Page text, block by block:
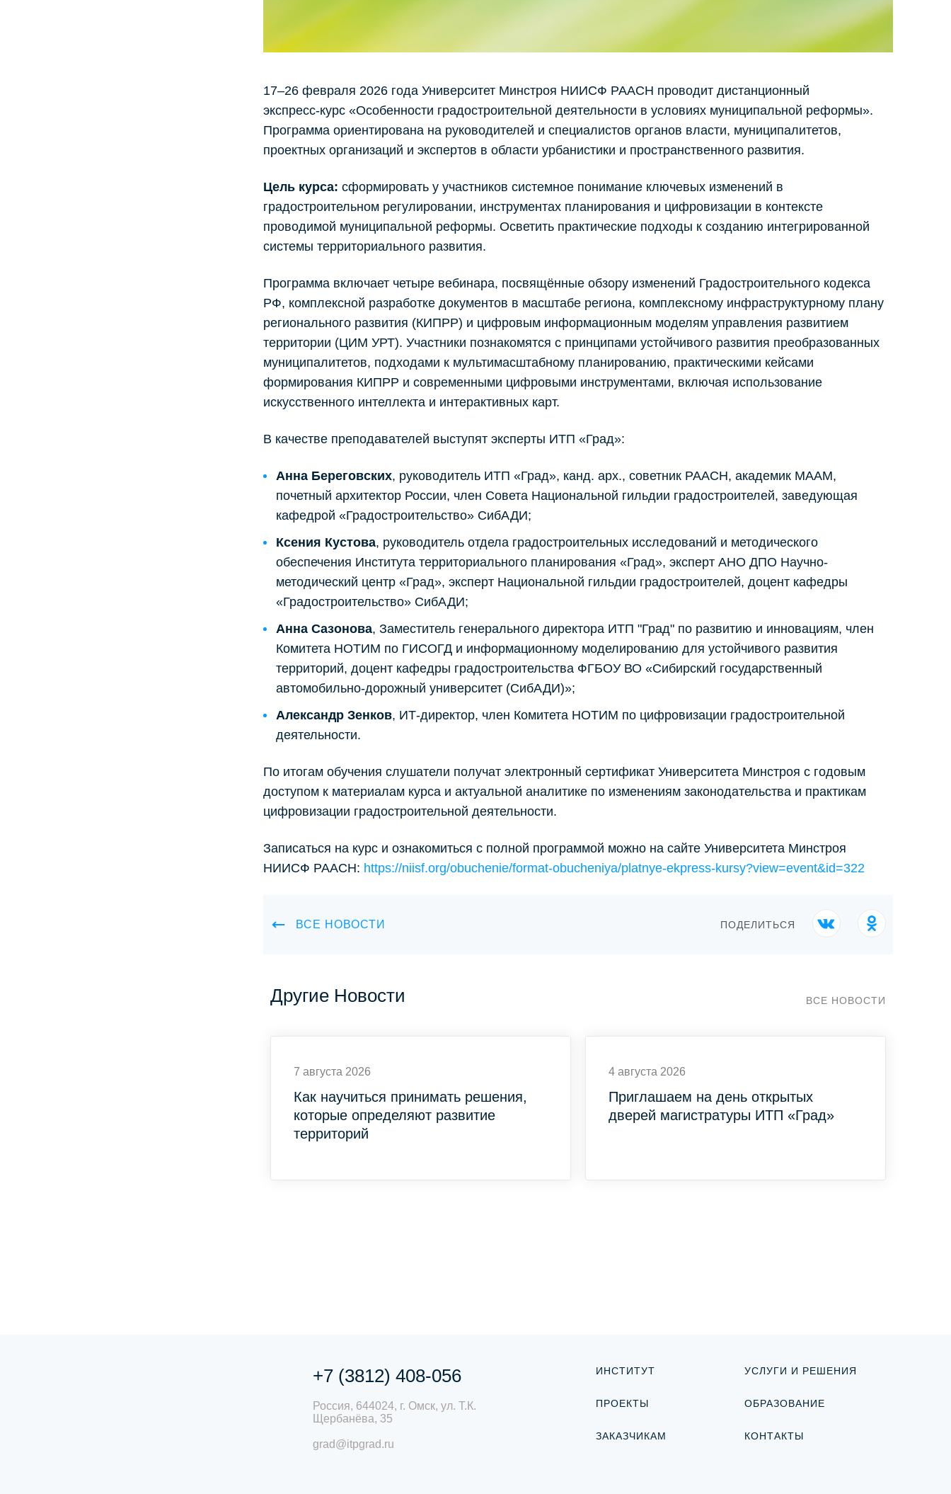
17–26 февраля 2026 года Университет Минстроя НИИСФ РААСН проводит дистанционный
экспресс‑курс «Особенности градостроительной деятельности в условиях муниципальной реформы».
Программа ориентирована на руководителей и специалистов органов власти, муниципалитетов,
проектных организаций и экспертов в области урбанистики и пространственного развития.
Цель курса: сформировать у участников системное понимание ключевых изменений в
градостроительном регулировании, инструментах планирования и цифровизации в контексте
проводимой муниципальной реформы. Осветить практические подходы к созданию интегрированной
системы территориального развития.
Программа включает четыре вебинара, посвящённые обзору изменений Градостроительного кодекса
РФ, комплексной разработке документов в масштабе региона, комплексному инфраструктурному плану
регионального развития (КИПРР) и цифровым информационным моделям управления развитием
территории (ЦИМ УРТ). Участники познакомятся с принципами устойчивого развития преобразованных
муниципалитетов, подходами к мультимасштабному планированию, практическими кейсами
формирования КИПРР и современными цифровыми инструментами, включая использование
искусственного интеллекта и интерактивных карт.​
В качестве преподавателей выступят эксперты ИТП «Град»:
Анна Береговских, руководитель ИТП «Град», канд. арх., советник РААСН, академик МААМ,
почетный архитектор России, член Совета Национальной гильдии градостроителей, заведующая
кафедрой «Градостроительство» СибАДИ;
Ксения Кустова, руководитель отдела градостроительных исследований и методического
обеспечения Института территориального планирования «Град», эксперт АНО ДПО Научно-
методический центр «Град», эксперт Национальной гильдии градостроителей, доцент кафедры
«Градостроительство» СибАДИ;
Анна Сазонова, Заместитель генерального директора ИТП "Град" по развитию и инновациям, член
Комитета НОТИМ по ГИСОГД и информационному моделированию для устойчивого развития
территорий, доцент кафедры градостроительства ФГБОУ ВО «Сибирский государственный
автомобильно-дорожный университет (СибАДИ)»;
Александр Зенков, ИТ‑директор, член Комитета НОТИМ по цифровизации градостроительной
деятельности.
По итогам обучения слушатели получат электронный сертификат Университета Минстроя с годовым
доступом к материалам курса и актуальной аналитике по изменениям законодательства и практикам
цифровизации градостроительной деятельности.
Записаться на курс и ознакомиться с полной программой можно на сайте Университета Минстроя
НИИСФ РААСН: https://niisf.org/obuchenie/format-obucheniya/platnye-ekpress-kursy?view=event&id=322
ВСЕ НОВОСТИ ПОДЕЛИТЬСЯ
Другие Новости ВСЕ НОВОСТИ
7 августа 2026
Как научиться принимать решения,
которые определяют развитие
территорий
4 августа 2026
Приглашаем на день открытых
дверей магистратуры ИТП «Град»
+7 (3812) 408-056
Россия, 644024, г. Омск, ул. Т.К.
Щербанёва, 35
grad@itpgrad.ru
ИНСТИТУТ
ПРОЕКТЫ
ЗАКАЗЧИКАМ
УСЛУГИ И РЕШЕНИЯ
ОБРАЗОВАНИЕ
КОНТАКТЫ